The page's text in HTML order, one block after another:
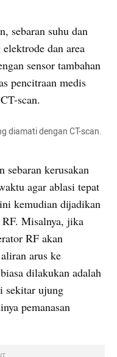
sebaran suhu dan
dan area
sensor tambahan
pencitraan medis
scan.
diamati dengan CT-scan.
sebaran kerusakan
agar ablasi tepat
kemudian dijadikan
Misalnya, jika
RF akan
arus ke
dilakukan adalah
sekitar ujung
pemanasan